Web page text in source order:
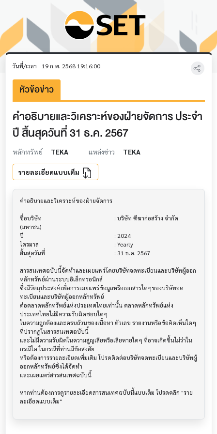
วันที่/เวลา 19 ก.พ. 2568 19:16:00
หัวข้อข่าว
คำอธิบายและวิเคราะห์ของฝ่ายจัดการ ประจำ
ปี สิ้นสุดวันที่ 31 ธ.ค. 2567
หลักทรัพย์ TEKA แหล่งข่าว TEKA
รายละเอียดแบบเต็ม
คำอธิบายและวิเคราะห์ของฝ่ายจัดการ
ชื่อบริษัท                               			 : บริษัท ฑีฆาก่อสร้าง จำกัด
(มหาชน)
ปี                                     			 : 2024
ไตรมาส                                			 : Yearly
สิ้นสุดวันที่                              			 : 31 ธ.ค. 2567
สารสนเทศฉบับนี้จัดทำและเผยแพร่โดยบริษัทจดทะเบียนและบริษัทผู้ออก
หลักทรัพย์ผ่านระบบอิเล็กทรอนิกส์
ซึ่งมีวัตถุประสงค์เพื่อการเผยแพร่ข้อมูลหรือเอกสารใดๆของบริษัทจด
ทะเบียนและบริษัทผู้ออกหลักทรัพย์
ต่อตลาดหลักทรัพย์แห่งประเทศไทยเท่านั้น ตลาดหลักทรัพย์แห่ง
ประเทศไทยไม่มีความรับผิดชอบใดๆ
ในความถูกต้องและครบถ้วนของเนื้อหา ตัวเลข รายงานหรือข้อคิดเห็นใดๆ
ที่ปรากฎในสารสนเทศฉบับนี้
และไม่มีความรับผิดในความสูญเสียหรือเสียหายใดๆ ที่อาจเกิดขึ้นไม่ว่าใน
กรณีใด ในกรณีที่ท่านมีข้อสงสัย
หรือต้องการรายละเอียดเพิ่มเติม โปรดติดต่อบริษัทจดทะเบียนและบริษัทผู้
ออกหลักทรัพย์ซึ่งได้จัดทำ
และเผยแพร่สารสนเทศฉบับนี้
หากท่านต้องการดูรายละเอียดสารสนเทศฉบับนี้แบบเต็ม โปรดคลิก "ราย